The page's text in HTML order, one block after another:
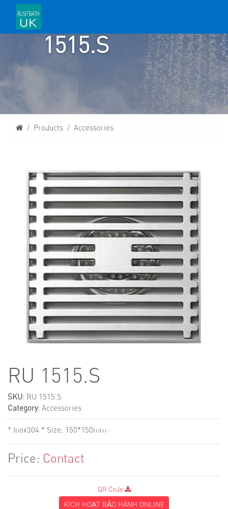
1515.S
Homepage
Products Accessories
RU 1515.S
SKU: RU 1515.S
Category: Accessories
* Inox304 * Size: 150*150mm
Price: Contact
QR Code
KÍCH HOẠT BẢO HÀNH ONLINE